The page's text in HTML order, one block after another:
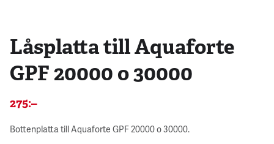
Låsplatta till Aquaforte
GPF 20000 o 30000
275:–
Bottenplatta till Aquaforte GPF 20000 o 30000.